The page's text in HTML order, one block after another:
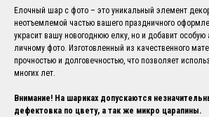
Елочный шар с фото – это уникальный элемент
неотъемлемой частью вашего праздничного
украсит вашу новогоднюю елку, но и добавит особую
личному фото. Изготовленный из качественного
прочностью и долговечностью, что позволяет
многих лет.
Внимание! На шариках допускаются
дефектовка по цвету, а так же микро царапины.